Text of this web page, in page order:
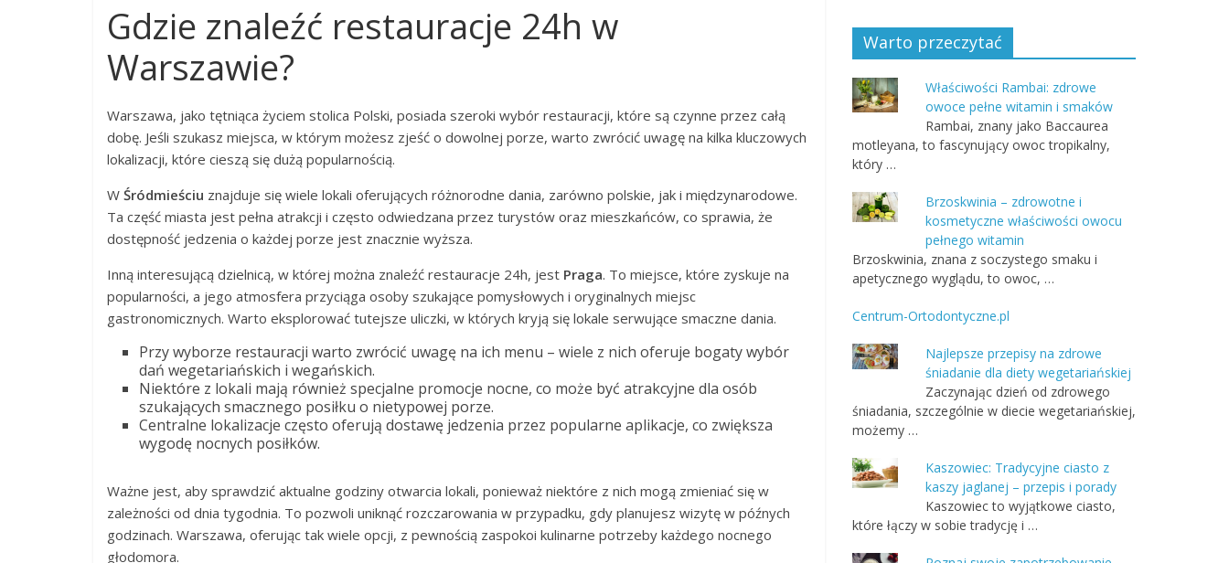
Gdzie znaleźć restauracje 24h w
Warszawie?
Warszawa, jako tętniąca życiem stolica Polski, posiada szeroki wybór restauracji, które są czynne przez całą
dobę. Jeśli szukasz miejsca, w którym możesz zjeść o dowolnej porze, warto zwrócić uwagę na kilka kluczowych
lokalizacji, które cieszą się dużą popularnością.
W Śródmieściu znajduje się wiele lokali oferujących różnorodne dania, zarówno polskie, jak i międzynarodowe.
Ta część miasta jest pełna atrakcji i często odwiedzana przez turystów oraz mieszkańców, co sprawia, że
dostępność jedzenia o każdej porze jest znacznie wyższa.
Inną interesującą dzielnicą, w której można znaleźć restauracje 24h, jest Praga. To miejsce, które zyskuje na
popularności, a jego atmosfera przyciąga osoby szukające pomysłowych i oryginalnych miejsc
gastronomicznych. Warto eksplorować tutejsze uliczki, w których kryją się lokale serwujące smaczne dania.
Przy wyborze restauracji warto zwrócić uwagę na ich menu – wiele z nich oferuje bogaty wybór
dań wegetariańskich i wegańskich.
Niektóre z lokali mają również specjalne promocje nocne, co może być atrakcyjne dla osób
szukających smacznego posiłku o nietypowej porze.
Centralne lokalizacje często oferują dostawę jedzenia przez popularne aplikacje, co zwiększa
wygodę nocnych posiłków.
Ważne jest, aby sprawdzić aktualne godziny otwarcia lokali, ponieważ niektóre z nich mogą zmieniać się w
zależności od dnia tygodnia. To pozwoli uniknąć rozczarowania w przypadku, gdy planujesz wizytę w późnych
godzinach. Warszawa, oferując tak wiele opcji, z pewnością zaspokoi kulinarne potrzeby każdego nocnego
głodomora.
Warto przeczytać
Właściwości Rambai: zdrowe
owoce pełne witamin i smaków
Rambai, znany jako Baccaurea
motleyana, to fascynujący owoc tropikalny,
który …
Brzoskwinia – zdrowotne i
kosmetyczne właściwości owocu
pełnego witamin
Brzoskwinia, znana z soczystego smaku i
apetycznego wyglądu, to owoc, …
Centrum-Ortodontyczne.pl
Najlepsze przepisy na zdrowe
śniadanie dla diety wegetariańskiej
Zaczynając dzień od zdrowego
śniadania, szczególnie w diecie wegetariańskiej,
możemy …
Kaszowiec: Tradycyjne ciasto z
kaszy jaglanej – przepis i porady
Kaszowiec to wyjątkowe ciasto,
które łączy w sobie tradycję i …